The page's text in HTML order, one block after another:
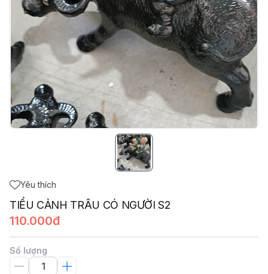
Yêu thích
TIỂU CẢNH TRÂU CÓ NGƯỜI S2
110.000đ
Số lượng